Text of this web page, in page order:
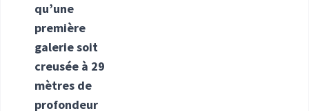
qu’une
première
galerie soit
creusée à 29
mètres de
profondeur